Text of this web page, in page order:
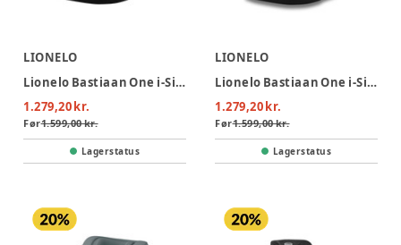
LIONELO
Lionelo Bastiaan One i-Size Autostol - Black Carbon
1.279,20 kr.
Før1.599,00 kr.
Lagerstatus
LIONELO
Lionelo Bastiaan One i-Size Autostol - Beige Sand
1.279,20 kr.
Før1.599,00 kr.
Lagerstatus